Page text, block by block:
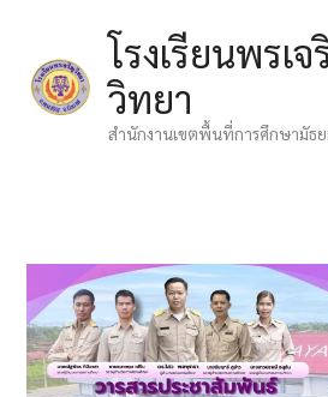
content
โรงเรียนพรเ
วิทยา
สำนักงานเขตพื้นที่การศึกษามัธ